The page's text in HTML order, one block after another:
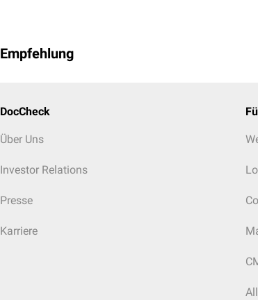
Empfehlung
DocCheck
Über Uns
Investor Relations
Presse
Karriere